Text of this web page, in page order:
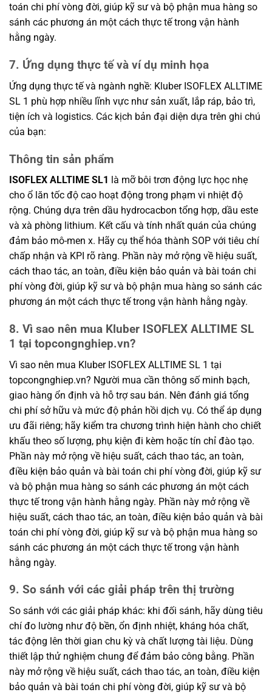
toán chi phí vòng đời, giúp kỹ sư và bộ phận mua hàng so
sánh các phương án một cách thực tế trong vận hành
hằng ngày.
7. Ứng dụng thực tế và ví dụ minh họa
Ứng dụng thực tế và ngành nghề: Kluber ISOFLEX ALLTIME
SL 1 phù hợp nhiều lĩnh vực như sản xuất, lắp ráp, bảo trì,
tiện ích và logistics. Các kịch bản đại diện dựa trên ghi chú
của bạn:
Thông tin sản phẩm
ISOFLEX ALLTIME SL1 là mỡ bôi trơn động lực học nhẹ
cho ổ lăn tốc độ cao hoạt động trong phạm vi nhiệt độ
rộng. Chúng dựa trên dầu hydrocacbon tổng hợp, dầu este
và xà phòng lithium. Kết cấu và tính nhất quán của chúng
đảm bảo mô-men x. Hãy cụ thể hóa thành SOP với tiêu chí
chấp nhận và KPI rõ ràng. Phần này mở rộng về hiệu suất,
cách thao tác, an toàn, điều kiện bảo quản và bài toán chi
phí vòng đời, giúp kỹ sư và bộ phận mua hàng so sánh các
phương án một cách thực tế trong vận hành hằng ngày.
8. Vì sao nên mua Kluber ISOFLEX ALLTIME SL
1 tại topcongnghiep.vn?
Vì sao nên mua Kluber ISOFLEX ALLTIME SL 1 tại
topcongnghiep.vn? Người mua cần thông số minh bạch,
giao hàng ổn định và hỗ trợ sau bán. Nên đánh giá tổng
chi phí sở hữu và mức độ phản hồi dịch vụ. Có thể áp dụng
ưu đãi riêng; hãy kiểm tra chương trình hiện hành cho chiết
khấu theo số lượng, phụ kiện đi kèm hoặc tín chỉ đào tạo.
Phần này mở rộng về hiệu suất, cách thao tác, an toàn,
điều kiện bảo quản và bài toán chi phí vòng đời, giúp kỹ sư
và bộ phận mua hàng so sánh các phương án một cách
thực tế trong vận hành hằng ngày. Phần này mở rộng về
hiệu suất, cách thao tác, an toàn, điều kiện bảo quản và bài
toán chi phí vòng đời, giúp kỹ sư và bộ phận mua hàng so
sánh các phương án một cách thực tế trong vận hành
hằng ngày.
9. So sánh với các giải pháp trên thị trường
So sánh với các giải pháp khác: khi đối sánh, hãy dùng tiêu
chí đo lường như độ bền, ổn định nhiệt, kháng hóa chất,
tác động lên thời gian chu kỳ và chất lượng tài liệu. Dùng
thiết lập thử nghiệm chung để đảm bảo công bằng. Phần
này mở rộng về hiệu suất, cách thao tác, an toàn, điều kiện
bảo quản và bài toán chi phí vòng đời, giúp kỹ sư và bộ